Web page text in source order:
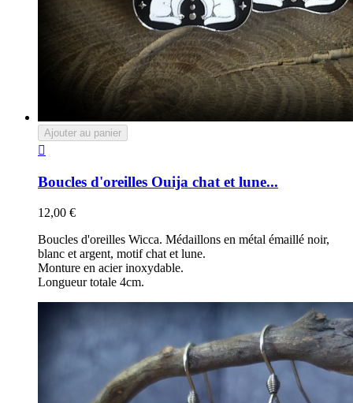
Ajouter au panier

Boucles d'oreilles Ouija chat et lune...
12,00 €
Boucles d'oreilles Wicca. Médaillons en métal émaillé noir,
blanc et argent, motif chat et lune.
Monture en acier inoxydable.
Longueur totale 4cm.